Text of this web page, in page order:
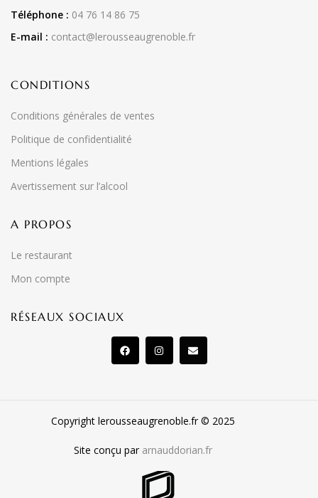
Téléphone : 04 76 14 86 75
E-mail : contact@lerousseaugrenoble.fr
CONDITIONS
Conditions générales de ventes
Politique de confidentialité
Mentions légales
Avertissement sur l’alcool
A PROPOS
Le restaurant
Mon compte
RÉSEAUX SOCIAUX
Copyright lerousseaugrenoble.fr © 2025
Site conçu par arnauddorian.fr